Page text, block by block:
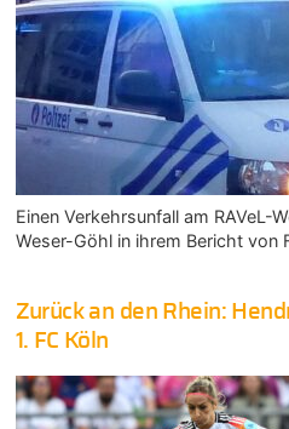
Einen Verkehrsunfall am RAVeL-
Weser-Göhl in ihrem Bericht von
Zurück an den Rhein:
1. FC Köln